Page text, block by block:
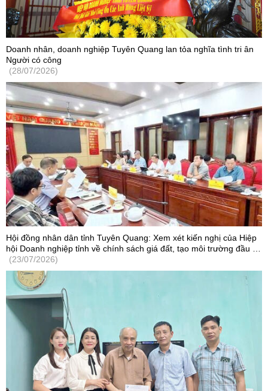
Doanh nhân, doanh nghiệp Tuyên Quang lan tỏa nghĩa tình tri ân
Người có công
(28/07/2026)
Hội đồng nhân dân tỉnh Tuyên Quang: Xem xét kiến nghị của Hiệp
hội Doanh nghiệp tỉnh về chính sách giá đất, tạo môi trường đầu tư
cạnh tranh
(23/07/2026)